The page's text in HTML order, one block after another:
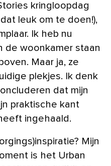
kringloopdag
leuk om te doen!),
Ik heb nu
de woonkamer staan
Maar ja, ze
plekjes. Ik denk
dat mijn
praktische kant
ingehaald.
Mijn
is het Urban